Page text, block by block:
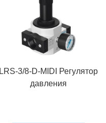
LRS-3/8-D-MIDI Регулятор
давления